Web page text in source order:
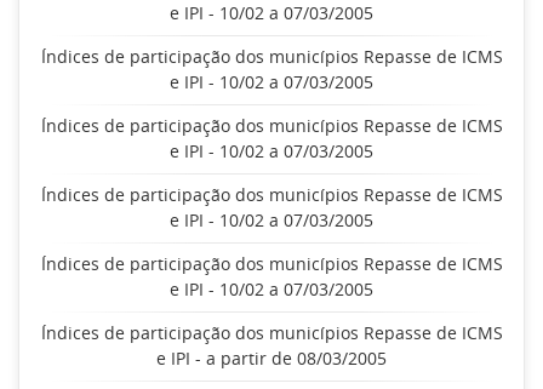
e IPI - 10/02 a 07/03/2005
Índices de participação dos municípios Repasse de ICMS
e IPI - 10/02 a 07/03/2005
Índices de participação dos municípios Repasse de ICMS
e IPI - 10/02 a 07/03/2005
Índices de participação dos municípios Repasse de ICMS
e IPI - 10/02 a 07/03/2005
Índices de participação dos municípios Repasse de ICMS
e IPI - 10/02 a 07/03/2005
Índices de participação dos municípios Repasse de ICMS
e IPI - a partir de 08/03/2005